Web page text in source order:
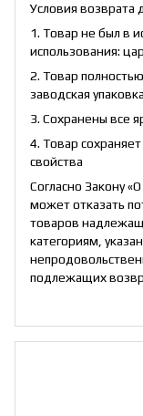
Условия возврата
1. Товар не был в
использования:
2. Товар
заводская
3. Сохранены все
4. Товар
свойства
Согласно Закону
может отказать
товаров
категориям,
подлежащих